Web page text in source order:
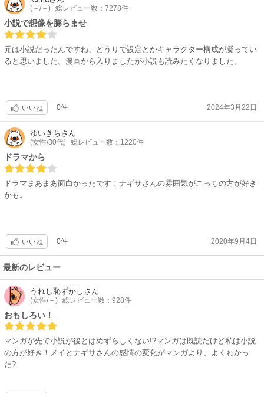
(－/－) 総レビュー数：7278件
小説で想像を膨らませ
元は小説だったんですね、どうりで設定とかキャラクター構成が凝ってい
ると思いました。漫画から入りましたが小説も読みたくなりました。
いいね 0件 2024年3月22日
ゆいきちさん
(女性/30代) 総レビュー数：1220件
ドラマから
ドラマまあまあ面白かったです！ナギサさんの雰囲気がこっちの方が好き
かも。
いいね 0件 2020年9月4日
最新のレビュー
うれし恥ずかし さん
(女性/－) 総レビュー数：928件
おもしろい！
マンガが先で小説が後とはめずらしくない!?マンガは既読だけど私は小説
の方が好き！メイとナギサさんの感情の変化がマンガより、よくわかっ
た?